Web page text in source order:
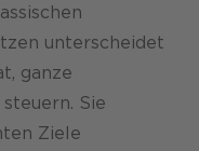
unterscheidet
ganze
Sie
Ziele